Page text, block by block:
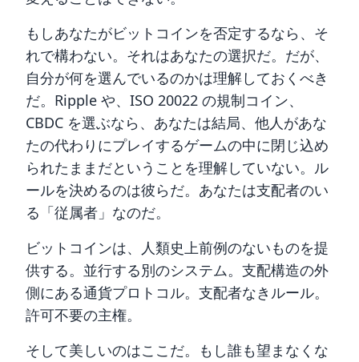
もしあなたがビットコインを否定するなら、そ
れで構わない。それはあなたの選択だ。だが、
自分が何を選んでいるのかは理解しておくべき
だ。Ripple や、ISO 20022 の規制コイン、
CBDC を選ぶなら、あなたは結局、他人があな
たの代わりにプレイするゲームの中に閉じ込め
られたままだということを理解していない。ル
ールを決めるのは彼らだ。あなたは支配者のい
る「従属者」なのだ。
ビットコインは、人類史上前例のないものを提
供する。並行する別のシステム。支配構造の外
側にある通貨プロトコル。支配者なきルール。
許可不要の主権。
そして美しいのはここだ。もし誰も望まなくな